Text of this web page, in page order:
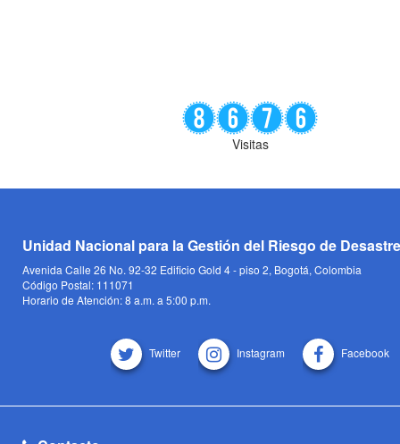
Visitas
Unidad Nacional para la Gestión del Riesgo de
Avenida Calle 26 No. 92-32 Edificio Gold 4 - piso 2, Bogotá, Colombia
Código Postal: 111071
Horario de Atención: 8 a.m. a 5:00 p.m.
Twitter Instagram Facebook